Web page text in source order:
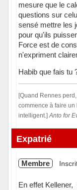
mesure que le
questions sur
sensé mettre les
pour qu'ils
Force est de
n'expriment
Habib que fais tu
[Quand Rennes
commence à faire
intelligent.]Anto for
En ligne
Expatrié
Membre
En effet Kellener,